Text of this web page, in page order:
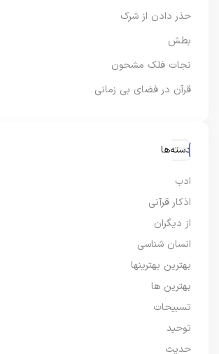
حذر دادن از شرک
بطش
نجات فلک مشحون
قرآن در فضای بی زمانی
دسته‌ها
ادب
اذکار قرآنی
از دیگران
انسان شناسی
بهترین بهترینها
بهترین ها
تسبیحات
توحید
حدیث